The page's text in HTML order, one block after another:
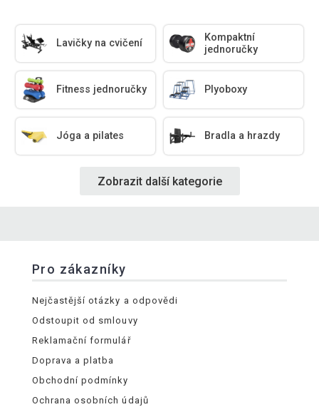
Lavičky na cvičení
Kompaktní
jednoručky
Fitness jednoručky Plyoboxy
Jóga a pilates Bradla a hrazdy
Zobrazit další kategorie
Pro zákazníky
Nejčastější otázky a odpovědi
Odstoupit od smlouvy
Reklamační formulář
Doprava a platba
Obchodní podmínky
Ochrana osobních údajů